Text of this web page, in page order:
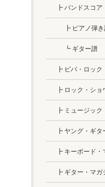
┣ バンドスコア
┣ ピアノ弾き
┗ ギター譜
┣ ビバ・ロック
┣ ロック・ショ
┣ ミュージック
┣ ヤング・ギタ
┣ キーボード・
┣ ギター・マガ